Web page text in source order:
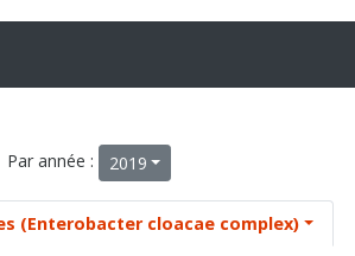
Par année : 2019
(Enterobacter cloacae complex)